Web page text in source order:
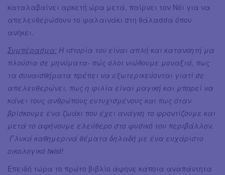
καταλαβαίνει αρκετή ώρα μετά, παίρνει τον Νόι για να
απελευθερώσουν το φαλαινάκι στη θάλασσα όπου
ανήκει.
Συμπέρασμα: Η ιστορία του είναι απλή και κατανοητή μα
πλούσια σε μηνύματα- πώς όλοι νιώθουμε μοναξιά, πως
τα συναισθήματα πρέπει να εξωτερικεύονται γιατί σε
απελευθερώνει, πως η φιλία είναι μαγική και μπορεί να
κάνει τους ανθρώπους ευτυχισμένους και πως όταν
βρίσκουμε ένα ζωάκι που έχει ανάγκη το φροντίζουμε και
μετά το αφήνουμε ελεύθερο στο φυσικό του περιβάλλον.
Γλυκά καθημερινά θέματα δηλαδή με ένα ευχάριστο
οικολογικό twist!
Επειδή τώρα το πρώτο βιβλίο άφηνε κάποια αναπάντητα